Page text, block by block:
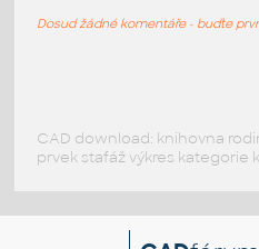
Vzorový CAM
odstraněním
Dosud žádné komentáře - buďte
CAD download: knihovna
prvek stafáž výkres kategorie